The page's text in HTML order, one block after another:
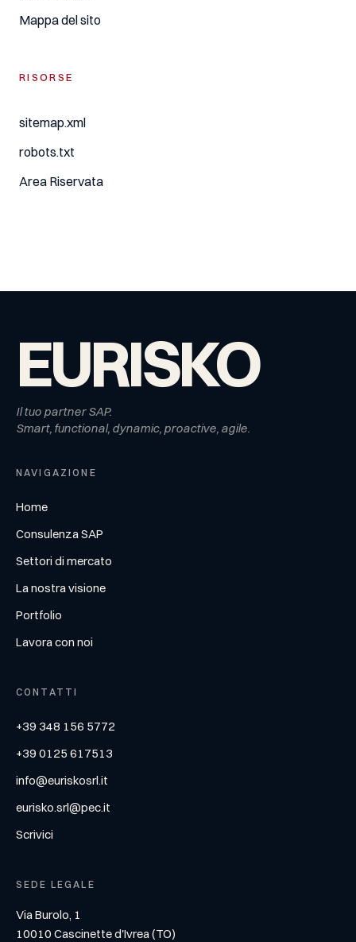
Mappa del sito
RISORSE
sitemap.xml
robots.txt
Area Riservata
EURISKO
Il tuo partner SAP.
Smart, functional, dynamic, proactive, agile.
NAVIGAZIONE
Home
Consulenza SAP
Settori di mercato
La nostra visione
Portfolio
Lavora con noi
CONTATTI
+39 348 156 5772
+39 0125 617513
info@euriskosrl.it
eurisko.srl@pec.it
Scrivici
SEDE LEGALE
Via Burolo, 1
10010 Cascinette d'Ivrea (TO)